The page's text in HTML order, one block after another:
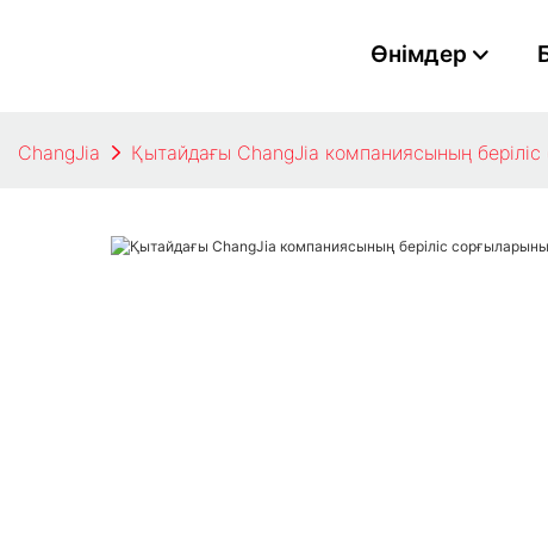
Өнімдер
ChangJia Қытайдағы ChangJia компаниясының